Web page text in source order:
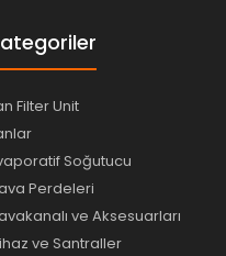
Filter Unit
Soğutucu
Perdeleri
ve Aksesuarları
ve Santraller